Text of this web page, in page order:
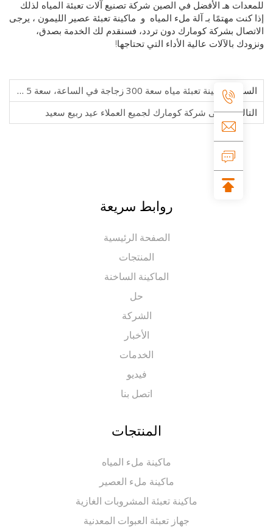
هـالأفضل في الصين شركة تصنيع آلات تعبئة المياه لذلك
مهتمًا بـآلة ملء المياه و ماكينة تعبئة عصير الليمون، يرجى
بشركة كومارك دون تردد، فسنقدم لك الخدمة بصدق،
بالآلات عالية الأداء التي تحتاجها!
ماكينة تعبئة مياه سعة 300 زجاجة في الساعة، سعة 5 جالون، تم نقلها إلى الجزائر
تتمنى شركة كومارك لجميع العملاء عيد ربيع سعيد
روابط سريعة
الصفحة الرئيسية
المنتجات
الماكينة الساخنة
الشركة
الخدمات
اتصل بنا
المنتجات
ماكينة ملء المياه
ماكينة ملء العصير
ماكينة تعبئة المشروبات الغازية
جهاز تعبئة العبوات المعدنية